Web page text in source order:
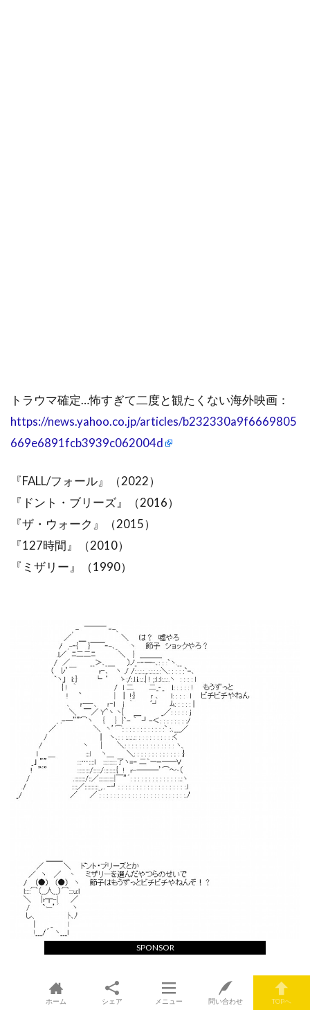
トラウマ確定…怖すぎて二度と観たくない海外映画：
https://news.yahoo.co.jp/articles/b232330a9f6669805
669e6891fcb3939c062004d
『FALL/フォール』（2022）
『ドント・ブリーズ』（2016）
『ザ・ウォーク』（2015）
『127時間』（2010）
『ミザリー』（1990）
SPONSOR
ホーム シェア メニュー 問い合わせ TOPへ